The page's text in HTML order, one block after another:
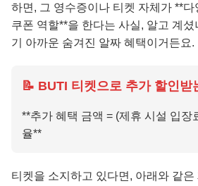
하면, 그 영수증이나 티켓 자체가 **
쿠폰 역할**을 한다는 사실, 알고 계셨
기 아까운 숨겨진 알짜 혜택이거든요.
📝 BUTI 티켓으로 추가 할인받
**추가 혜택 금액 = (제휴 시설 입장
율**
티켓을 소지하고 있다면, 아래와 같